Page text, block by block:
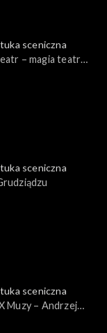
sceniczna
– magia teatru
sceniczna
sceniczna
Muzy – Andrzej